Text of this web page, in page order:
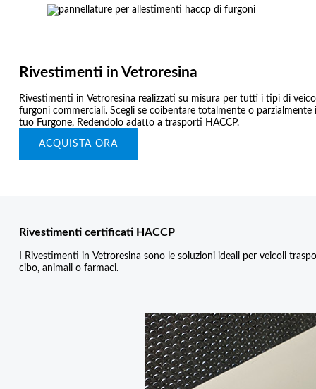
Rivestimenti in Vetroresina
Rivestimenti in Vetroresina realizzati su misura per tutti i tipi di
furgoni commerciali. Scegli se coibentare totalmente o parzialmente
tuo Furgone, Redendolo adatto a trasporti HACCP.
ACQUISTA ORA
Rivestimenti certificati HACCP
I Rivestimenti in Vetroresina sono le soluzioni ideali per veicoli
cibo, animali o farmaci.